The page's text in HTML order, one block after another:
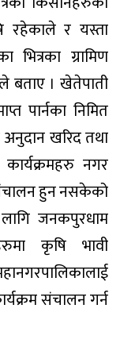
रहेकाले र यस्ता
भित्रका ग्रामिण
बताए । खेतेपाती
पार्नका निमित
अनुदान खरिद तथा
नगर
हुन नसकेको
जनकपुरधाम
कृषि भावी
संचालन गर्न